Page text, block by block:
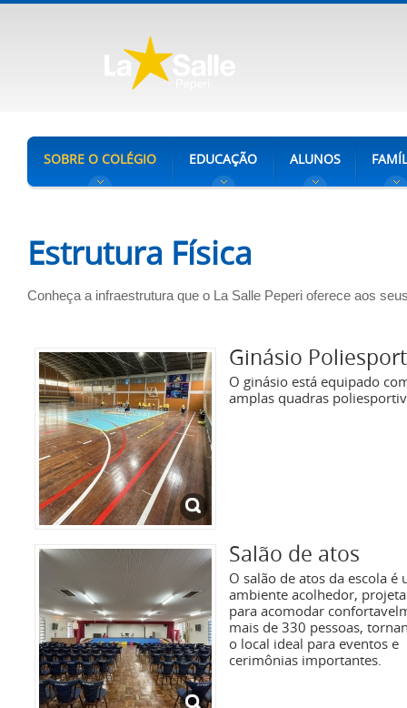
SOBRE O COLÉGIO EDUCAÇÃO ALUNOS
Estrutura Física
Conheça a infraestrutura que o La Salle Peperi oferece aos
Ginásio
O ginásio está equipado
amplas quadras
Salão de atos
O salão de atos da escola é
ambiente acolhedor,
para acomodar
mais de 330 pessoas,
o local ideal para eventos e
cerimônias importantes.